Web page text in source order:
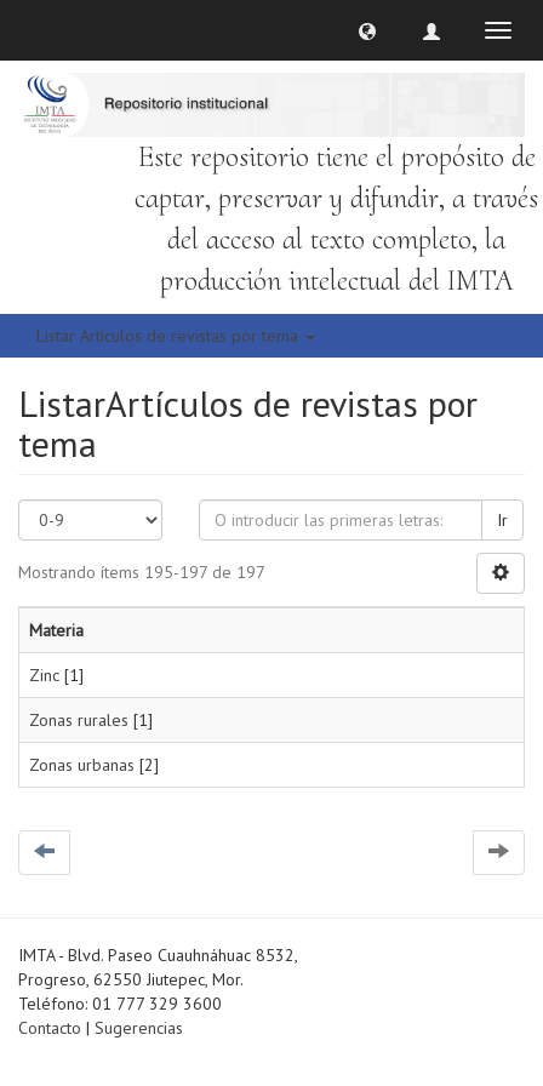
Este repositorio tiene el propósito de
captar, preservar y difundir, a través
del acceso al texto completo, la
producción intelectual del IMTA
Listar Artículos de revistas por tema
ListarArtículos de revistas por
tema
Ir
Mostrando ítems 195-197 de 197
Materia
Zinc [1]
Zonas rurales [1]
Zonas urbanas [2]
IMTA - Blvd. Paseo Cuauhnáhuac 8532,
Progreso, 62550 Jiutepec, Mor.
Teléfono: 01 777 329 3600
Contacto | Sugerencias